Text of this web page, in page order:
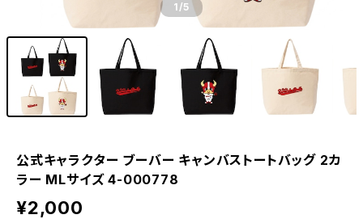
1/5
公式キャラクター ブーバー キャンバストートバッグ 2カ
ラー MLサイズ 4-000778
¥2,000